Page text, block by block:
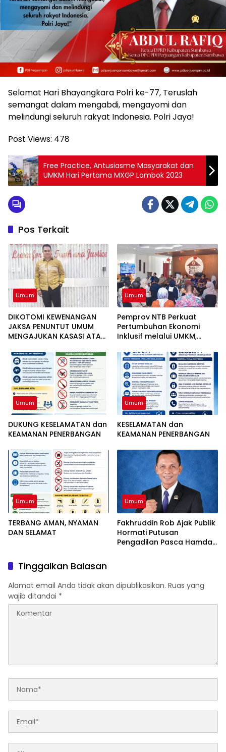
Selamat Hari Bhayangkara Polri ke-77, Teruslah
semangat dalam mengabdi, mengayomi dan
melindungi seluruh rakyat Indonesia. Polri Jaya!
Post Views: 478
Free Practice, Antusiasme Masyarakat dan
UMKM Hari Pertama MXGP Lombok 2023
Pos Terkait
Umum
DIKOTOMI KEWENANGAN
JAKSA PENUNTUT UMUM
MENGAJUKAN KASASI ATAS
ANGGOTA DPRD NTB DALAM
PERKARA TINDAK PIDANA
GRATIFIKASI
Umum
Pemprov NTB Perkuat
Pertumbuhan Ekonomi
Inklusif melalui UMKM,
Semester I 2026 Capai
51,26 Persen
Umum
DUKUNG KESELAMATAN dan
KEAMANAN PENERBANGAN
Umum
KESELAMATAN dan
KEAMANAN PENERBANGAN
Umum
TERBANG AMAN, NYAMAN
DAN SELAMAT
Umum
Fakhruddin Rob Ajak Publik
Hormati Putusan
Pengadilan Pasca Hamdan
Tinggalkan Balasan
Alamat email Anda tidak akan dipublikasikan. Ruas yang
wajib ditandai *